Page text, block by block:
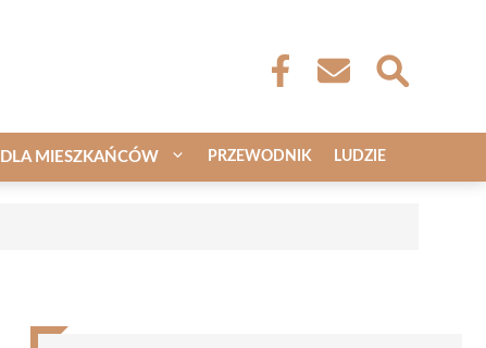
DLA MIESZKAŃCÓW PRZEWODNIK LUDZIE